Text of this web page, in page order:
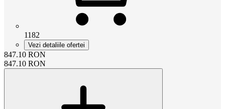
1182
Vezi detaliile ofertei
847.10 RON
847.10 RON